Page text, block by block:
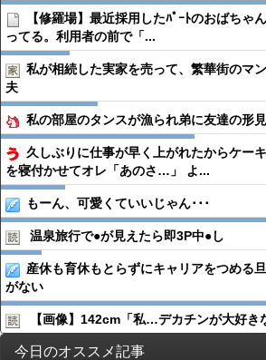
【修羅場】最近採用したﾊﾟｰﾄのおばちゃ
ってる。利用者の前で「...
私が相続した実家を売って、繁華街のマ
夫
私の部屋のタンスが漁られ弟に友達の形
久しぶりに仕事が早く上がれたからケー
を寝付かせてオレ「あのさ…」 よ...
もーん、可愛くていいじゃん･･･
温泉旅行で●︎が見えたら即3P中●︎し
産休も育休もとらずにキャリアをつめる
がない
【画像】142cm「私…デカチンが大好き
今日のオススメ記事